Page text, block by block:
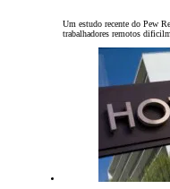
Um estudo recente do Pew
trabalhadores remotos